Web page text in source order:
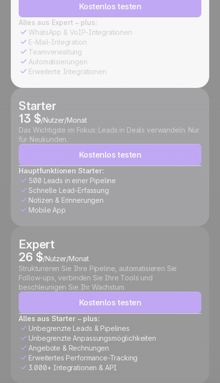
Starter
13 $/Nutzer/Monat
Das Wichtigste im Fokus: Leads in Deals verwandeln. Nur
für Neukunden.
Kostenlos testen
Hauptfunktionen Starter:
500 Leads in einer Pipeline
Schnelle Lead-Erfassung
Notizen & Erinnerungen
Mobile App
Expert
26 $/Nutzer/Monat
Strukturieren Sie Ihre Pipeline, automatisieren Sie
Follow-ups, verbinden Sie Ihre Tools und
beschleunigen Sie Ihr Wachstum.
Kostenlos testen
Alles aus Starter – plus:
Unbegrenzte Leads & Pipelines
Unbegrenzte Anpassungsmöglichkeiten
Angebote & Rechnungen
Erweitertes Performance-Tracking
3.000+ Integrationen & API
Kostenlos testen
Alles aus Expert – plus:
WhatsApp & VoIP-Integrationen
E-Mail-Integration
Teamverwaltung
Automatisierungen
Erweiterte Integrationen